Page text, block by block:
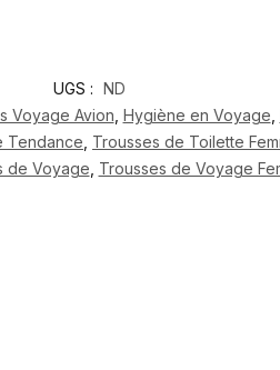
UGS : ND
Voyage Avion Hygiène en Voyage
Tendance Trousses de Toilette
de Voyage Trousses de Voyage